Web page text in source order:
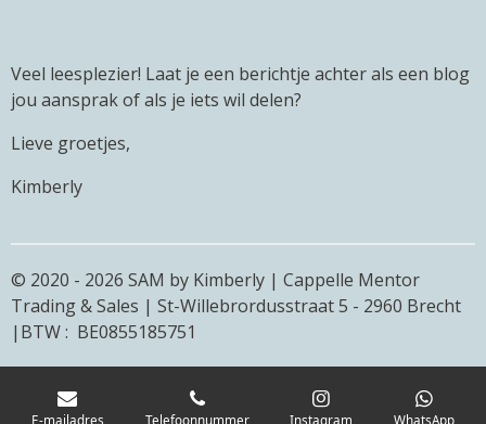
Veel leesplezier! Laat je een berichtje achter als een blog
jou aansprak of als je iets wil delen?
Lieve groetjes,
Kimberly
© 2020 - 2026 SAM by Kimberly | Cappelle Mentor
Trading & Sales | St-Willebrordusstraat 5 - 2960 Brecht
|BTW : BE0855185751
E-mailadres Telefoonnummer Instagram WhatsApp